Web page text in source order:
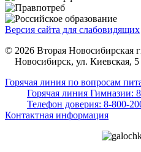
Версия сайта для слабовидящих
© 2026 Вторая Новосибирская
Новосибирск, ул. Киевская, 5
Горячая линия по вопросам
Горячая линия Гимназии:
Телефон доверия: 8-800-
Контактная информация